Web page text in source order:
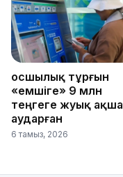
Қосшылық тұрғын
«емшіге» 9 млн
теңгеге жуық ақша
аударған
6 тамыз, 2026